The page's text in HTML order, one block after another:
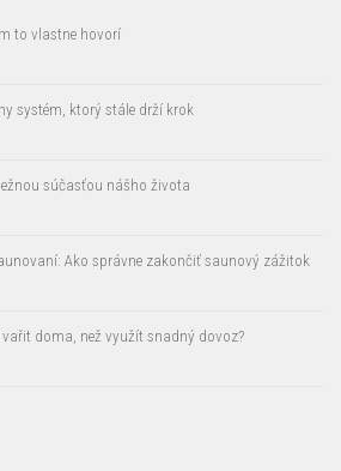
to vlastne hovorí
systém, ktorý stále drží krok
súčasťou nášho života
Ako správne zakončiť saunový zážitok
doma, než využít snadný dovoz?